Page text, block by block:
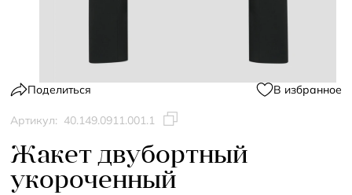
Поделиться В избранное
Артикул: 40.149.0911.001.1
Жакет двубортный
укороченный